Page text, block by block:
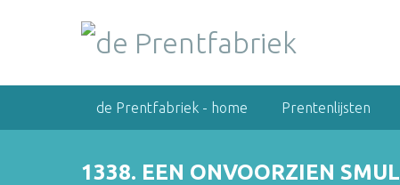
de Prentfabriek - home Prentenlijsten
1338. EEN ONVOORZIEN